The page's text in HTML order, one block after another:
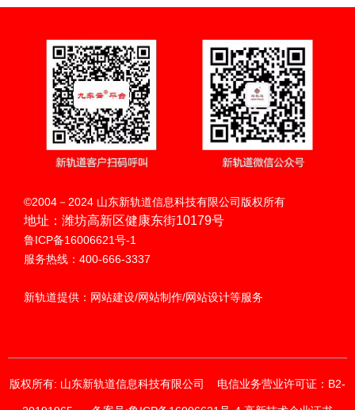
德器自动化科技
南城古亭木业
微信小程序开发
品牌私域营销新阵地·流量销量双线增长
微信小程序开发
品牌私域营销新阵地·流量销量双线增长
而
来
只做一件事 · 创新
扫码呼叫
©2004－2024 山东新轨道信息科技有限公司版权所有
地址：潍坊高新区健康东街10179号
鲁ICP备16006621号-1
服务热线：400-666-3337
新轨道提供：网站建设/网站制作/网站设计等服务
版权所有: 山东新轨道信息科技有限公司 电信业务营业许可证：B2-